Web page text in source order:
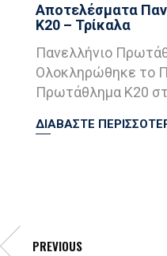
Αποτελέσματα
Κ20 – Τρίκαλα
Πανελλήνιο
Ολοκληρώθηκε το
Πρωτάθλημα Κ20
ΔΙΑΒΑΣΤΕ
PREVIOUS